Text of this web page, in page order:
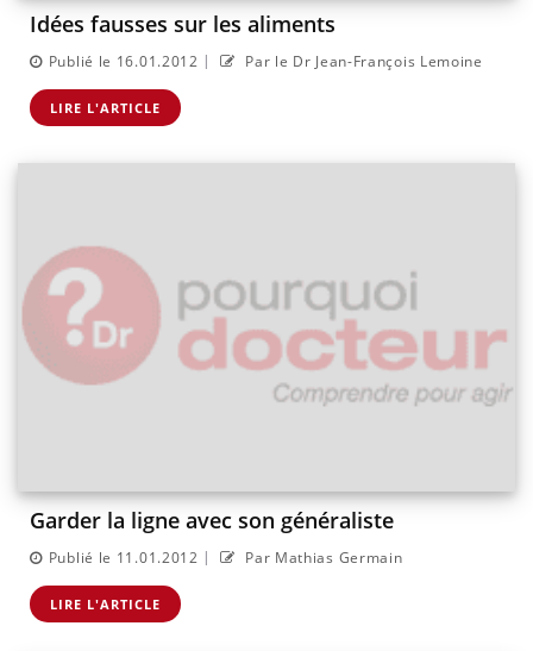
Idées fausses sur les aliments
Publié le 16.01.2012 | Par le Dr Jean-François Lemoine
LIRE L'ARTICLE
Garder la ligne avec son généraliste
Publié le 11.01.2012 | Par Mathias Germain
LIRE L'ARTICLE